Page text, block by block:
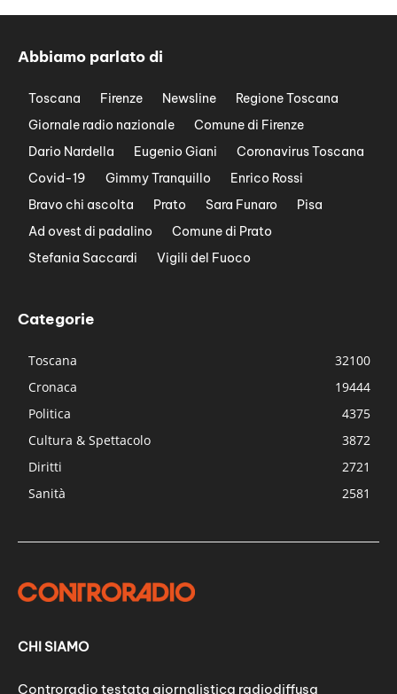
Abbiamo parlato di
Toscana Firenze Newsline
Regione Toscana
Giornale radio nazionale
Comune di Firenze
Dario Nardella
Eugenio Giani
Coronavirus Toscana
Covid-19
Gimmy Tranquillo
Enrico Rossi
Bravo chi ascolta
Prato Sara Funaro
Pisa
Ad ovest di padalino
Comune di Prato
Stefania Saccardi
Vigili del Fuoco
Categorie
Toscana
32100
Cronaca
19444
Politica
4375
Cultura & Spettacolo
3872
Diritti
2721
Sanità
2581
CHI SIAMO
Controradio testata giornalistica radiodiffusa